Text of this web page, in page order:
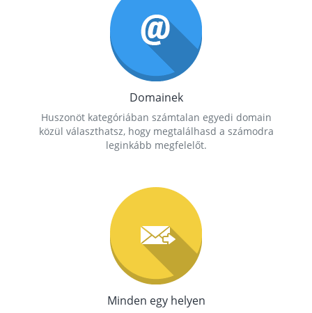
Domainek
Huszonöt kategóriában számtalan egyedi domain
közül választhatsz, hogy megtalálhasd a számodra
leginkább megfelelőt.
Minden egy helyen